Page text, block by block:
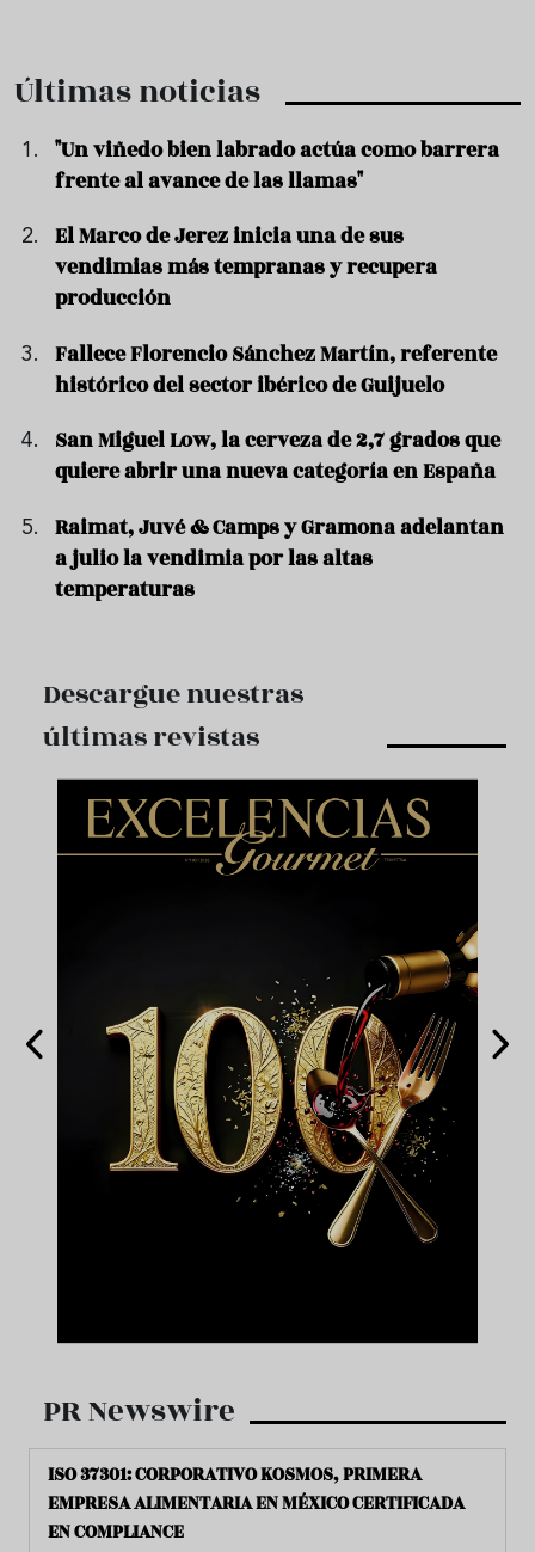
Últimas noticias
"Un viñedo bien labrado actúa como barrera
frente al avance de las llamas"
El Marco de Jerez inicia una de sus
vendimias más tempranas y recupera
producción
Fallece Florencio Sánchez Martín, referente
histórico del sector ibérico de Guijuelo
San Miguel Low, la cerveza de 2,7 grados que
quiere abrir una nueva categoría en España
Raimat, Juvé & Camps y Gramona adelantan
a julio la vendimia por las altas
temperaturas
Descargue nuestras
últimas revistas
PR Newswire
ISO 37301: CORPORATIVO KOSMOS, PRIMERA
EMPRESA ALIMENTARIA EN MÉXICO CERTIFICADA
EN COMPLIANCE